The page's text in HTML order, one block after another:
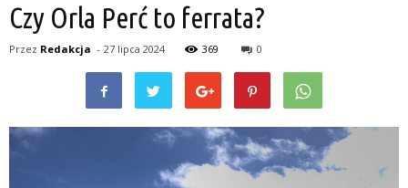
Czy Orla Perć to ferrata?
Przez Redakcja - 27 lipca 2024 369 0